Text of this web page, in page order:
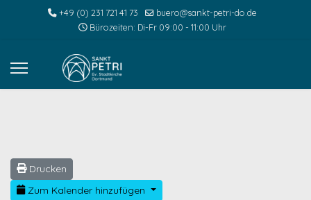
+49 (0) 231 721 41 73
buero@sankt-petri-do.de
Bürozeiten: Di-Fr 09:00 - 11:00 Uhr
Drucken
Zum Kalender hinzufügen